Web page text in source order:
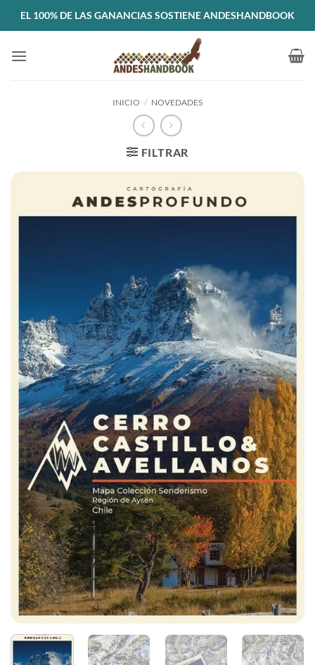
EL 100% DE LAS GANANCIAS SOSTIENE ANDESHANDBOOK
INICIO / NOVEDADES
FILTRAR